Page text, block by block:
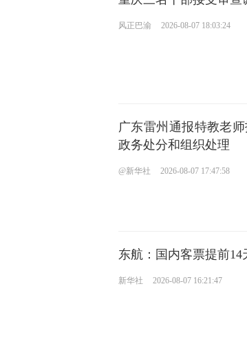
风正巴渝 2026-08-07 18:03:24
广东雷州通报特教老
政务处分和组织处理
@新华社 2026-08-07 17:47:58
东航：国内客票提前14
新华社 2026-08-07 16:21:47